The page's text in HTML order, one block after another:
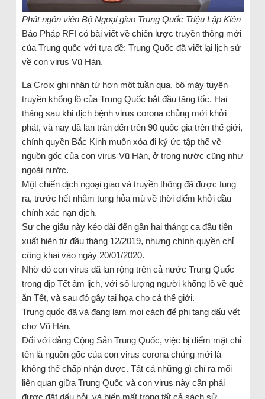
Phát ngôn viên Bộ Ngoại giao Trung Quốc Triệu Lập Kiên
Báo Pháp RFI có bài viết về chiến lược truyền thông mới
của Trung quốc với tựa đề: Trung Quốc đã viết lại lịch sử
về con virus Vũ Hán.
La Croix ghi nhận từ hơn một tuần qua, bộ máy tuyên
truyền khổng lồ của Trung Quốc bắt đầu tăng tốc. Hai
tháng sau khi dịch bệnh virus corona chủng mới khởi
phát, và nay đã lan tràn đến trên 90 quốc gia trên thế giới,
chính quyền Bắc Kinh muốn xóa đi ký ức tập thể về
nguồn gốc của con virus Vũ Hán, ở trong nước cũng như
ngoài nước.
Một chiến dịch ngoại giao và truyền thông đã được tung
ra, trước hết nhằm tung hỏa mù về thời điểm khởi đầu
chính xác nạn dịch.
Sự che giấu này kéo dài đến gần hai tháng: ca đầu tiên
xuất hiện từ đầu tháng 12/2019, nhưng chính quyền chỉ
công khai vào ngày 20/01/2020.
Nhờ đó con virus đã lan rộng trên cả nước Trung Quốc
trong dịp Tết âm lịch, với số lượng người khổng lồ về quê
ăn Tết, và sau đó gây tai họa cho cả thế giới.
Trung quốc đã và đang làm mọi cách để phi tang dấu vết
chợ Vũ Hán.
Đối với đảng Cộng Sản Trung Quốc, việc bị điểm mặt chỉ
tên là nguồn gốc của con virus corona chủng mới là
không thể chấp nhận được. Tất cả những gì chỉ ra mối
liên quan giữa Trung Quốc và con virus này cần phải